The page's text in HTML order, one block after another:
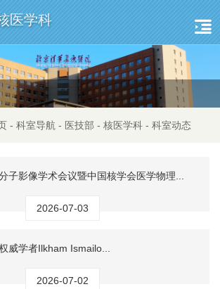
医学科
- 科室导航 - 医技部 - 核医学科 - 科室动态
子影像学术会议暨中国核学会医学物理...
2026-07-03
威学者Ilkham Ismailo...
2026-07-02